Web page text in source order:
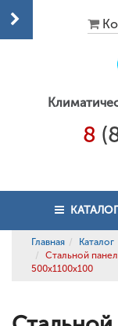
8
Главная Каталог
Стальной
500x1100x100